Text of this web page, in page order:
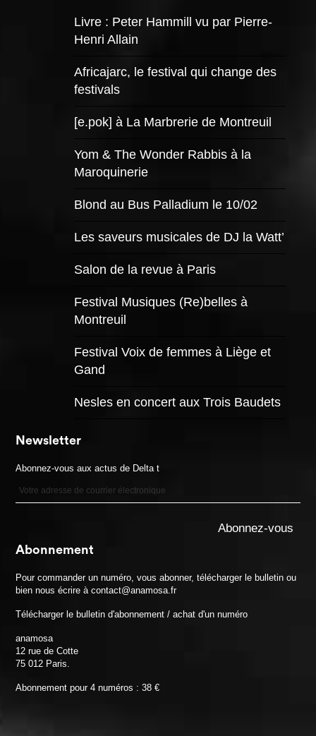
Livre : Peter Hammill vu par Pierre-
Henri Allain
Africajarc, le festival qui change des
festivals
[e.pok] à La Marbrerie de Montreuil
Yom & The Wonder Rabbis à la
Maroquinerie
Blond au Bus Palladium le 10/02
Les saveurs musicales de DJ la Watt’
Salon de la revue à Paris
Festival Musiques (Re)belles à
Montreuil
Festival Voix de femmes à Liège et
Gand
Nesles en concert aux Trois Baudets
Newsletter
Abonnez-vous aux actus de Delta t
Abonnement
Pour commander un numéro, vous abonner, télécharger le bulletin ou
bien nous écrire à contact@anamosa.fr
Télécharger le bulletin d'abonnement / achat d'un numéro
anamosa
12 rue de Cotte
75 012 Paris.
Abonnement pour 4 numéros : 38 €